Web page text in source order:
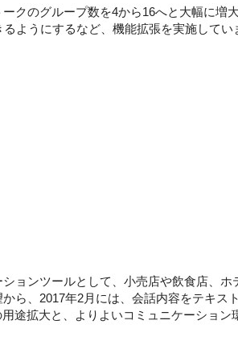
クのグループ数を4から16へと大幅に増
ようにするなど、機能拡張を実施して
ョンツールとして、小売店や飲食店、
ら、2017年2月には、会話内容をテキス
途拡大と、よりよいコミュニケーション